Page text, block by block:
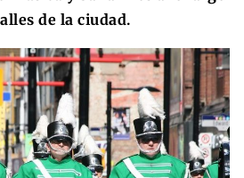
de la ciudad.